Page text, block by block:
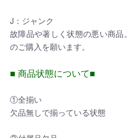
J：ジャンク
故障品や著しく状態の悪い商品
のご購入を願います。
■ 商品状態について■
①全揃い
欠品無しで揃っている状態